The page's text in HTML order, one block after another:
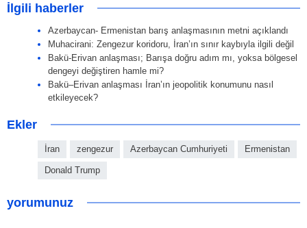
İlgili haberler
Azerbaycan- Ermenistan barış anlaşmasının metni açıklandı
Muhacirani: Zengezur koridoru, İran’ın sınır kaybıyla ilgili değil
Bakü-Erivan anlaşması; Barışa doğru adım mı, yoksa bölgesel
dengeyi değiştiren hamle mi?
Bakü–Erivan anlaşması İran’ın jeopolitik konumunu nasıl
etkileyecek?
Ekler
İran zengezur Azerbaycan Cumhuriyeti Ermenistan
Donald Trump
yorumunuz